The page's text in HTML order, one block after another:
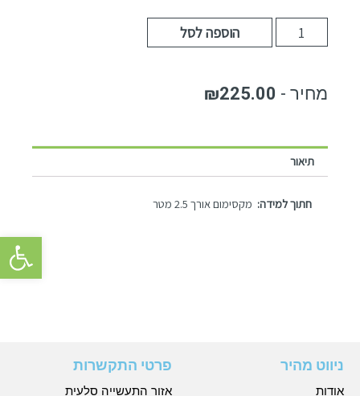
פתח
הוספה לסל
₪225.00
תיאור
חתוך למידה: מקסימום אורך 2.5 מטר
ניווט מהיר
אודות
פרטי התקשרות
אזור התעשייה סלעית